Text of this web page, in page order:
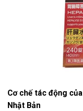
Cơ chế tác động của
Nhật Bản